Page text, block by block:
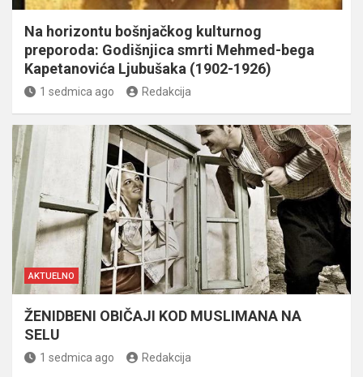
Na horizontu bošnjačkog kulturnog
preporoda: Godišnjica smrti Mehmed-bega
Kapetanovića Ljubušaka (1902-1926)
1 sedmica ago Redakcija
AKTUELNO
ŽENIDBENI OBIČAJI KOD MUSLIMANA NA
SELU
1 sedmica ago Redakcija